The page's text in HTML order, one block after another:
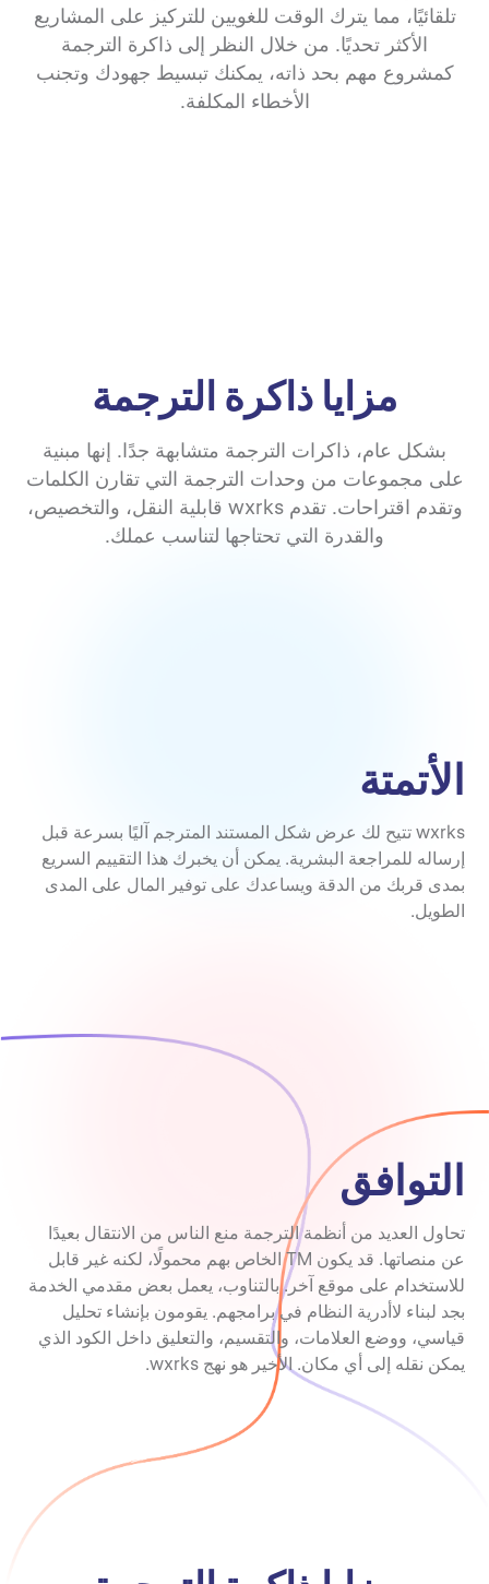
تلقائيًا، مما يترك الوقت للغويين للتركيز على المشاريع
الأكثر تحديًا. من خلال النظر إلى ذاكرة الترجمة
كمشروع مهم بحد ذاته، يمكنك تبسيط جهودك وتجنب
الأخطاء المكلفة.
مزايا ذاكرة الترجمة
بشكل عام، ذاكرات الترجمة متشابهة جدًا. إنها مبنية
على مجموعات من وحدات الترجمة التي تقارن الكلمات
وتقدم اقتراحات. تقدم wxrks قابلية النقل، والتخصيص،
والقدرة التي تحتاجها لتناسب عملك.
الأتمتة
wxrks تتيح لك عرض شكل المستند المترجم آليًا بسرعة قبل
إرساله للمراجعة البشرية. يمكن أن يخبرك هذا التقييم السريع
بمدى قربك من الدقة ويساعدك على توفير المال على المدى
الطويل.
التوافق
تحاول العديد من أنظمة الترجمة منع الناس من الانتقال بعيدًا
عن منصاتها. قد يكون TM الخاص بهم محمولًا، لكنه غير قابل
للاستخدام على موقع آخر. بالتناوب، يعمل بعض مقدمي الخدمة
بجد لبناء لاأدرية النظام في برامجهم. يقومون بإنشاء تحليل
قياسي، ووضع العلامات، والتقسيم، والتعليق داخل الكود الذي
يمكن نقله إلى أي مكان. الأخير هو نهج wxrks.